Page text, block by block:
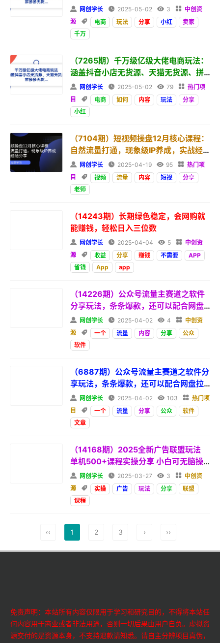
源、拼多多无货...
 网创学长  2025-05-02  3  中创资
源
 电商 玩法 分享 小红
卖家
千万
（7265期）千万级亿级大佬电商玩法：
涵盖抖音小店无货源、天猫无货源、拼
多多无货
 网创学长  2025-05-02  79  热门项
目
 电商 如何 内容 玩法
分享
小红
（7104期）短视频操盘12月核心课程：
自然流量打通，现象级IP养成，实战经
验分享
 网创学长  2025-04-19  95  热门项
目
 视频 流量 内容 短视
分享
老师
（14243期）长期绿色稳定，会网购就
能赚钱，轻松日入三位数
 网创学长  2025-04-04  5  中创资
源
 收益 分享 赚钱 不需要
APP
省钱
App app
（14226期）公众号流量主赛道之软件
分享玩法，条条爆款，还可以配合网盘
拉新
 网创学长  2025-04-02  4  中创资
源
 一个 流量 内容 分享
公众
软件
（6887期）公众号流量主赛道之软件分
享玩法，条条爆款，还可以配合网盘拉
新
 网创学长  2025-04-02  103  热门项
目
 一个 流量 分享 公众
软件
文章
（14168期）2025全新广告联盟玩法
单机500+课程实操分享 小白可无脑操
作
 网创学长  2025-03-27  3  中创资
源
 实操 广告 玩法 分享
联盟
课程
‹‹ 1 2 3 › ››
免责声明：本站所有内容仅限用于学习和研究目的，不得将本站任
何内容用于商业或者非法用途，否则一切后果由用户自负。虚拟资
源交付的是资源本身，不支持退款请知悉。请自主分辨项目真伪，